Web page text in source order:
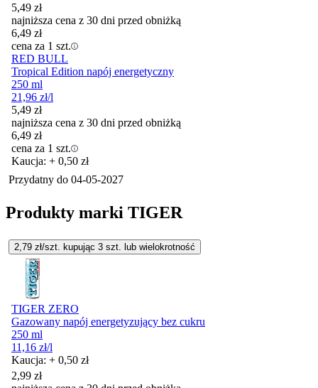
5,49 zł
najniższa cena z 30 dni przed obniżką
6,49 zł
cena za 1 szt.
RED BULL
Tropical Edition napój energetyczny
250 ml
21,96 zł/l
5,49 zł
najniższa cena z 30 dni przed obniżką
6,49 zł
cena za 1 szt.
Kaucja: + 0,50 zł
Przydatny do 04-05-2027
Produkty marki TIGER
2,79 zł/szt. kupując 3 szt. lub wielokrotność
TIGER ZERO
Gazowany napój energetyzujący bez cukru
250 ml
11,16 zł/l
Kaucja: + 0,50 zł
2,99 zł